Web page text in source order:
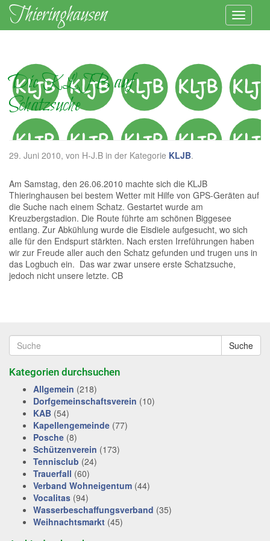
Die KLJB auf
Schatzsuche
29. Juni 2010, von H-J.B in der Kategorie KLJB.
Am Samstag, den 26.06.2010 machte sich die KLJB
Thieringhausen bei bestem Wetter mit Hilfe von GPS-Geräten auf
die Suche nach einem Schatz. Gestartet wurde am
Kreuzbergstadion. Die Route führte am schönen Biggesee
entlang. Zur Abkühlung wurde die Eisdiele aufgesucht, wo sich
alle für den Endspurt stärkten. Nach ersten Irreführungen haben
wir zur Freude aller auch den Schatz gefunden und trugen uns in
das Logbuch ein. Das war zwar unsere erste Schatzsuche,
jedoch nicht unsere letzte. CB
Suche
Kategorien durchsuchen
Allgemein (218)
Dorfgemeinschaftsverein (10)
KAB (54)
Kapellengemeinde (77)
Posche (8)
Schützenverein (173)
Tennisclub (24)
Trauerfall (60)
Verband Wohneigentum (44)
Vocalitas (94)
Wasserbeschaffungsverband (35)
Weihnachtsmarkt (45)